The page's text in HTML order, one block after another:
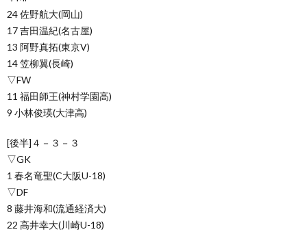
24 佐野航大(岡山)
17 吉田温紀(名古屋)
13 阿野真拓(東京V)
14 笠柳翼(長崎)
▽FW
11 福田師王(神村学園高)
9 小林俊瑛(大津高)
[後半]４－３－３
▽GK
1 春名竜聖(C大阪U-18)
▽DF
8 藤井海和(流通経済大)
22 高井幸大(川崎U-18)